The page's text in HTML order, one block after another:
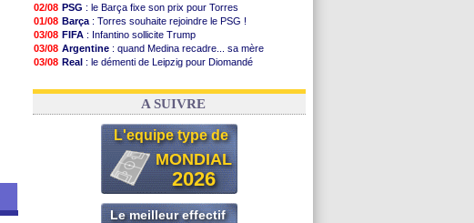
02/08 PSG : le Barça fixe son prix pour Torres
01/08 Barça : Torres souhaite rejoindre le PSG !
03/08 FIFA : Infantino sollicite Trump
03/08 Argentine : quand Medina recadre... sa mère
03/08 Real : le démenti de Leipzig pour Diomandé
31/07 FIFA: le conseiller d'Infantino démissionne !
A SUIVRE
L'equipe type de
MONDIAL
2026
Le meilleur effectif